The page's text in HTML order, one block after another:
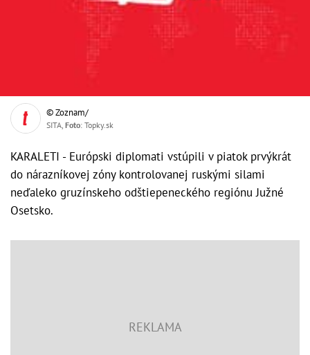
© Zoznam/
SITA, Foto: Topky.sk
KARALETI - Európski diplomati vstúpili v piatok prvýkrát
do nárazníkovej zóny kontrolovanej ruskými silami
neďaleko gruzínskeho odštiepeneckého regiónu Južné
Osetsko.